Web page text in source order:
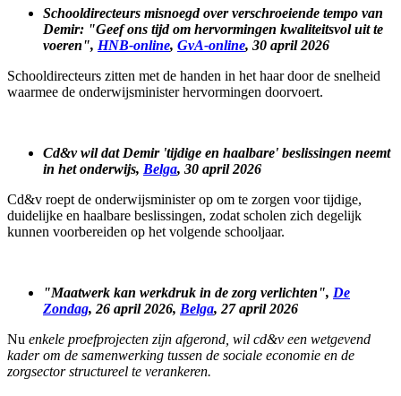
Schooldirecteurs misnoegd over verschroeiende tempo van
Demir: "Geef ons tijd om hervormingen kwaliteitsvol uit te
voeren", HNB-online, GvA-online, 30 april 2026
Schooldirecteurs zitten met de handen in het haar door de snelheid
waarmee de onderwijsminister hervormingen doorvoert.
Cd&v wil dat Demir 'tijdige en haalbare' beslissingen neemt
in het onderwijs, Belga, 30 april 2026
Cd&v roept de onderwijsminister op om te zorgen voor tijdige,
duidelijke en haalbare beslissingen, zodat scholen zich degelijk
kunnen voorbereiden op het volgende schooljaar.
"Maatwerk kan werkdruk in de zorg verlichten", De
Zondag, 26 april 2026, Belga, 27 april 2026
Nu enkele proefprojecten zijn afgerond, wil cd&v een wetgevend
kader om de samenwerking tussen de sociale economie en de
zorgsector structureel te verankeren.